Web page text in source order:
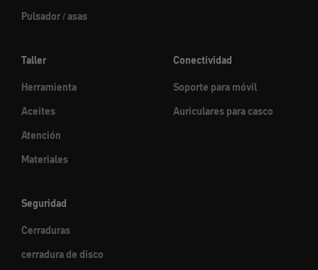
Pulsador / asas
Taller
Herramienta
Aceites
Atención
Materiales
Conectividad
Soporte para móvil
Auriculares para casco
Seguridad
Cerraduras
cerradura de disco